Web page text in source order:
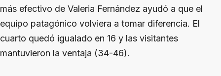
más efectivo de Valeria Fernández ayudó a que el
equipo patagónico volviera a tomar diferencia. El
cuarto quedó igualado en 16 y las visitantes
mantuvieron la ventaja (34-46).